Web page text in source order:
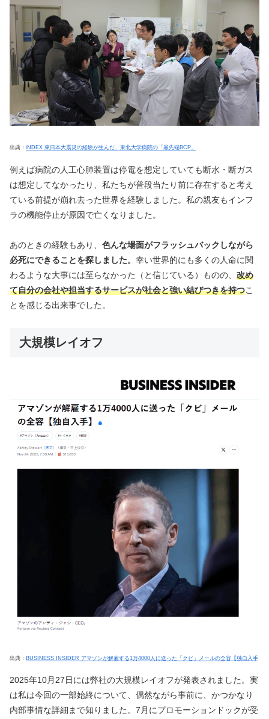
出典： iNDEX 東日本大震災の経験が生んだ、東北大学病院の「最先端BCP」
例えば病院の人工心肺装置は停電を想定していても断水・断ガス
は想定してなかったり、私たちが普段当たり前に存在すると考え
ている前提が崩れ去った世界を経験しました。私の親友もインフ
ラの機能停止が原因で亡くなりました。
あのときの経験もあり、 色んな場面がフラッシュバックしながら
必死にできることを探しました。 幸い世界的にも多くの人命に関
わるような大事には至らなかった（と信じている）ものの、 改め
て自分の会社や担当するサービスが社会と強い結びつきを持つこ
とを感じる出来事でした。
大規模レイオフ
出典： BUSINESS INSIDER アマゾンが解雇する1万4000人に送った「クビ」メールの全容【独自入手
2025年10月27日には弊社の大規模レイオフが発表されました。実
は私は今回の一部始終について、偶然ながら事前に、かつかなり
内部事情な詳細まで知りました。7月にプロモーションドックが受